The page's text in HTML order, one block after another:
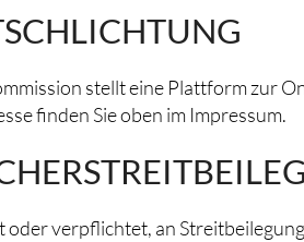
stellt eine Plattform zur
finden Sie oben im Impressum.
oder verpflichtet, an